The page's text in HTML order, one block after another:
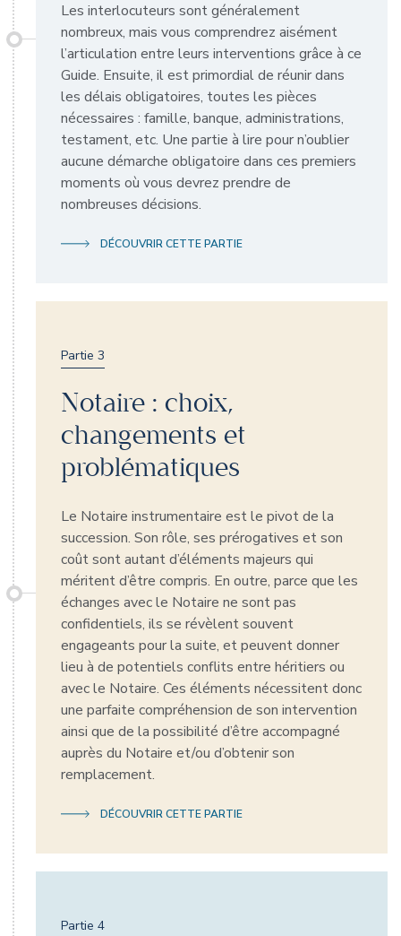
Les interlocuteurs sont généralement
nombreux, mais vous comprendrez aisément
l’articulation entre leurs interventions grâce à ce
Guide. Ensuite, il est primordial de réunir dans
les délais obligatoires, toutes les pièces
nécessaires : famille, banque, administrations,
testament, etc. Une partie à lire pour n’oublier
aucune démarche obligatoire dans ces premiers
moments où vous devrez prendre de
nombreuses décisions.
DÉCOUVRIR CETTE PARTIE
Partie 3
Notaire : choix,
changements et
problématiques
Le Notaire instrumentaire est le pivot de la
succession. Son rôle, ses prérogatives et son
coût sont autant d’éléments majeurs qui
méritent d’être compris. En outre, parce que les
échanges avec le Notaire ne sont pas
confidentiels, ils se révèlent souvent
engageants pour la suite, et peuvent donner
lieu à de potentiels conflits entre héritiers ou
avec le Notaire. Ces éléments nécessitent donc
une parfaite compréhension de son intervention
ainsi que de la possibilité d’être accompagné
auprès du Notaire et/ou d’obtenir son
remplacement.
DÉCOUVRIR CETTE PARTIE
Partie 4